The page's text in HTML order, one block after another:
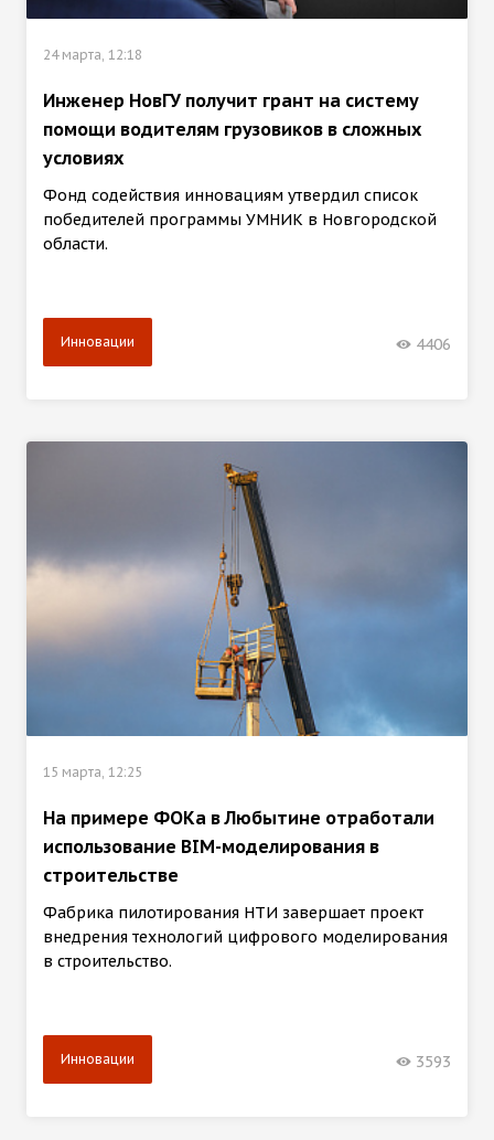
24 марта, 12:18
Инженер НовГУ получит грант на систему
помощи водителям грузовиков в сложных
условиях
Фонд содействия инновациям утвердил список
победителей программы УМНИК в Новгородской
области.
Инновации 4406
15 марта, 12:25
На примере ФОКа в Любытине отработали
использование BIM-моделирования в
строительстве
Фабрика пилотирования НТИ завершает проект
внедрения технологий цифрового моделирования
в строительство.
Инновации 3593